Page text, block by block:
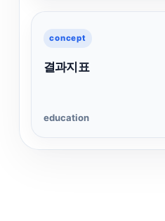
concept
결과지표
education